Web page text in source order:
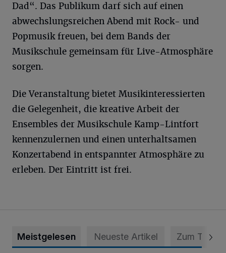
Dad“. Das Publikum darf sich auf einen
abwechslungsreichen Abend mit Rock- und
Popmusik freuen, bei dem Bands der
Musikschule gemeinsam für Live-Atmosphäre
sorgen.
Die Veranstaltung bietet Musikinteressierten
die Gelegenheit, die kreative Arbeit der
Ensembles der Musikschule Kamp-Lintfort
kennenzulernen und einen unterhaltsamen
Konzertabend in entspannter Atmosphäre zu
erleben. Der Eintritt ist frei.
Meistgelesen Neueste Artikel Zum Thema